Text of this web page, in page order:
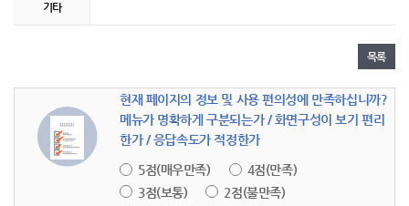
기타
목록
현재 페이지의 정보 및 사용 편의성에 만족하십니까?
메뉴가 명확하게 구분되는가 / 화면구성이 보기 편리
한가 / 응답속도가 적정한가
5점(매우만족)
4점(만족)
3점(보통)
2점(불만족)